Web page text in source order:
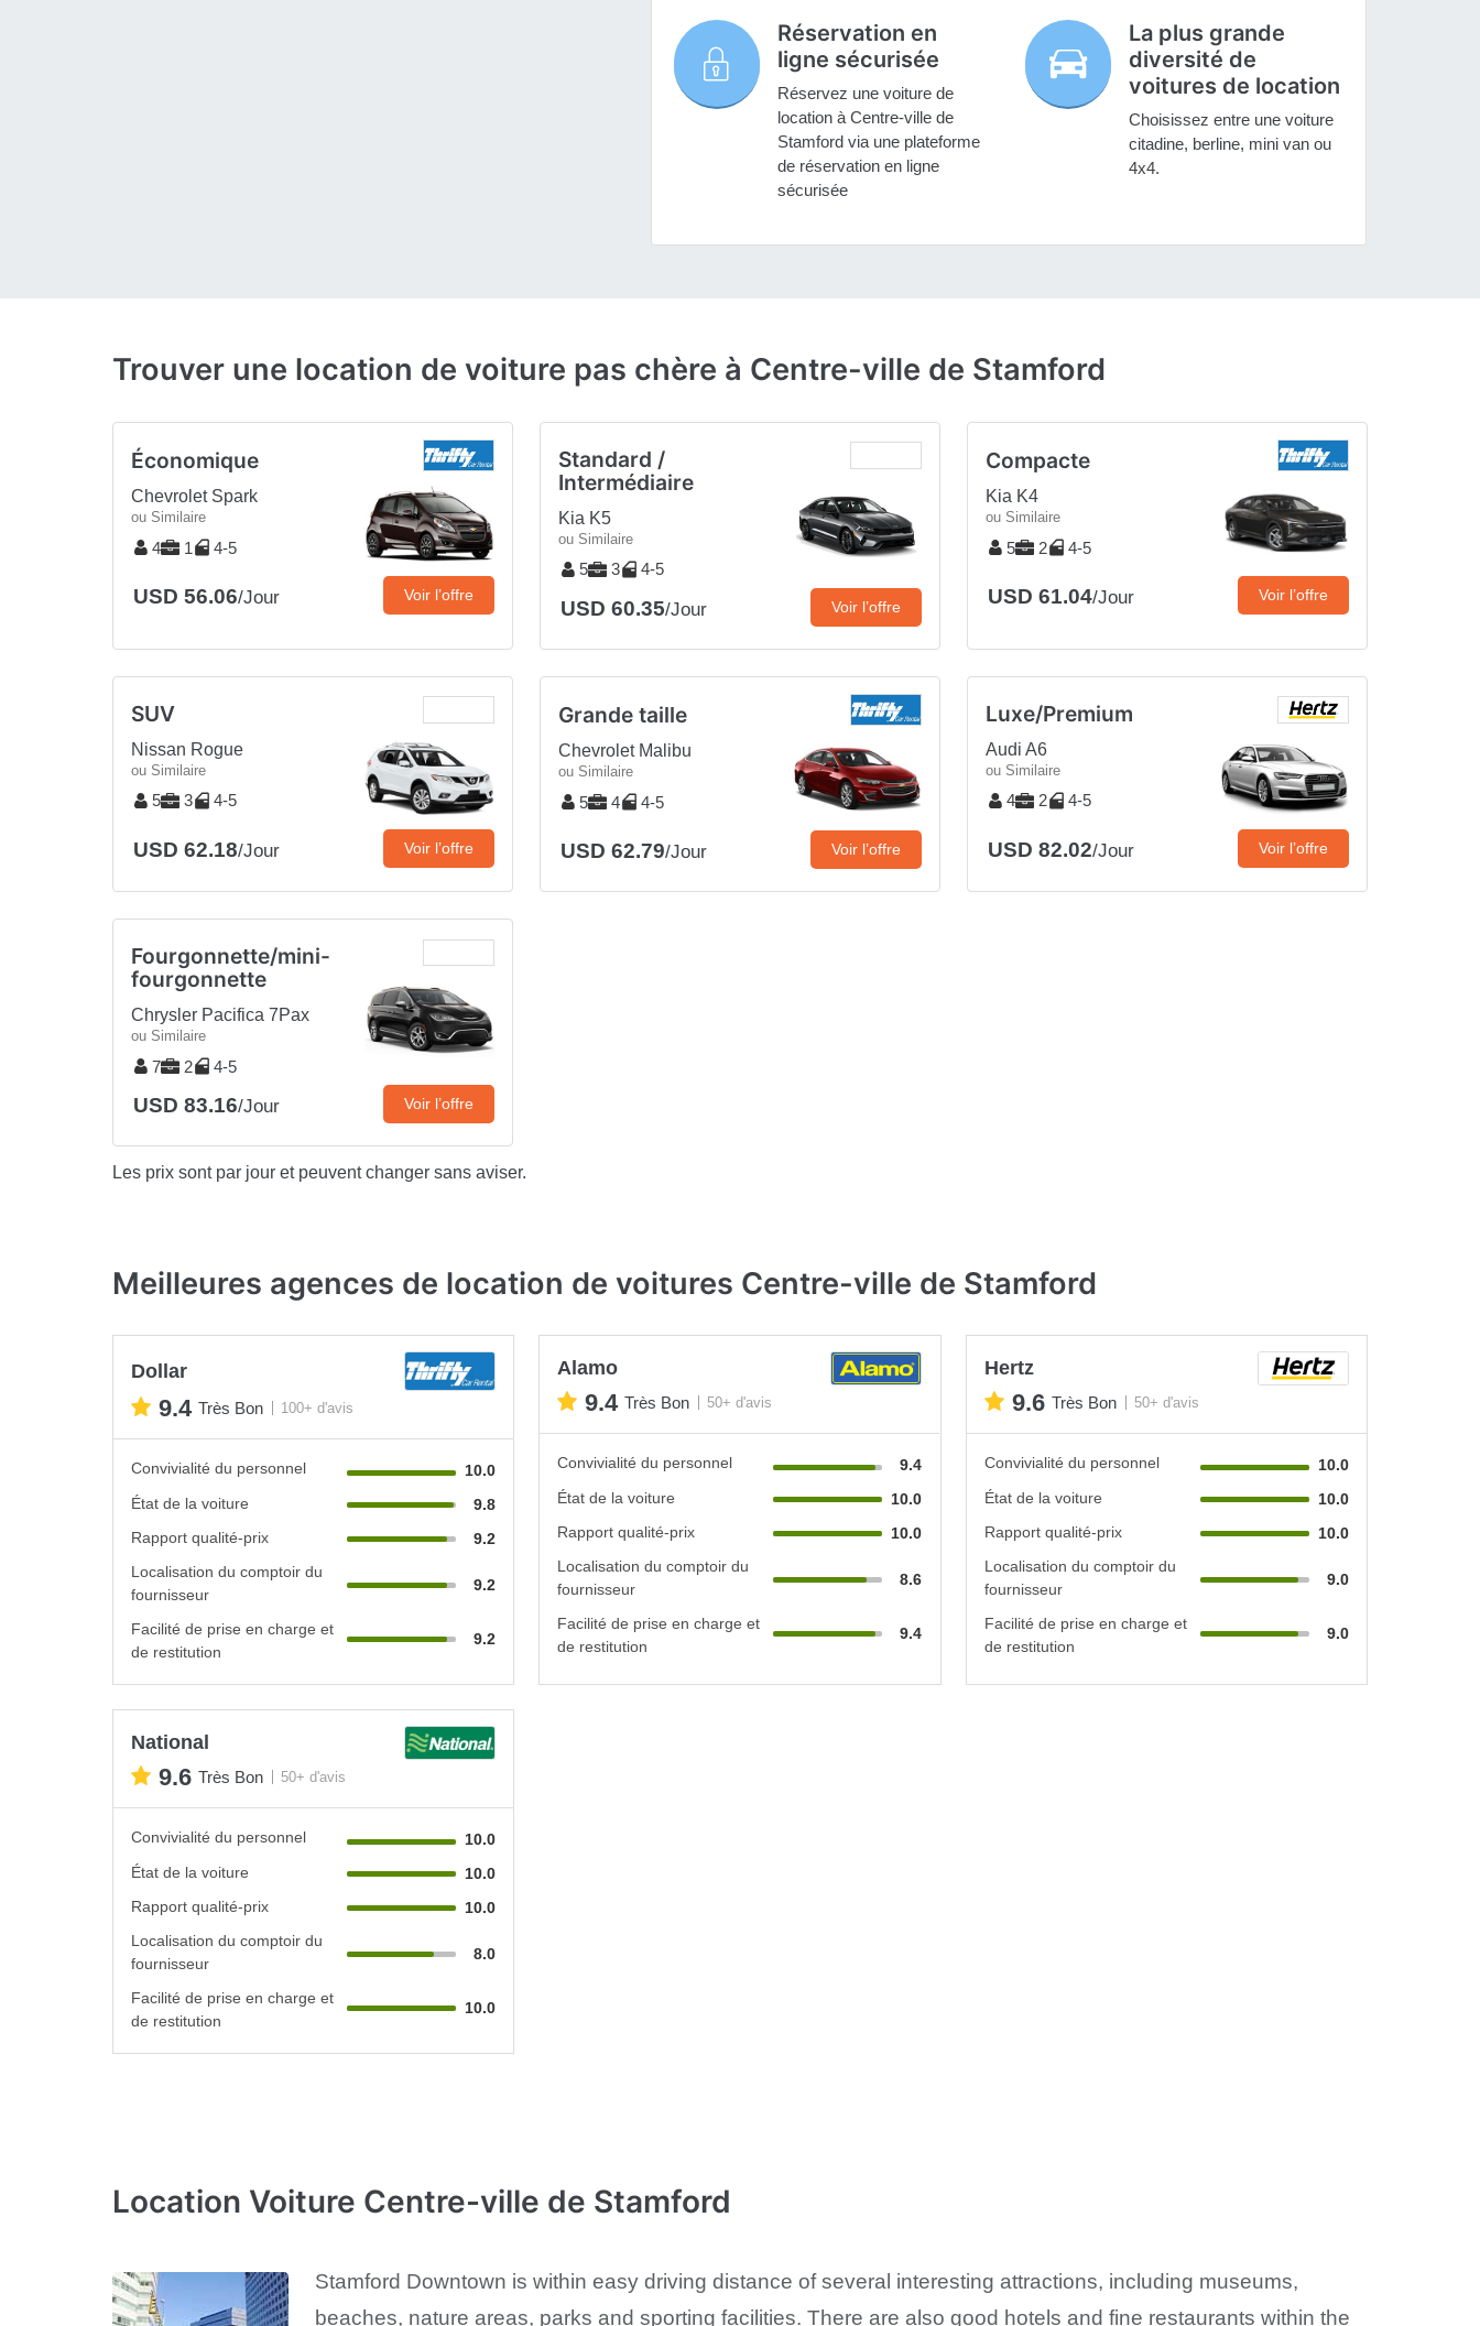
Réservation en
ligne sécurisée
Réservez une voiture de
location à Centre-ville de
Stamford via une plateforme
de réservation en ligne
sécurisée
La plus grande
diversité de
voitures de location
Choisissez entre une voiture
citadine, berline, mini van ou
4x4.
Trouver une location de voiture pas chère à Centre-ville de Stamford
Économique
Chevrolet Spark
ou Similaire
4 1 4-5
USD 56.06/Jour Voir l’offre
Standard /
Intermédiaire
Kia K5
ou Similaire
5 3 4-5
USD 60.35/Jour Voir l’offre
Compacte
Kia K4
ou Similaire
5 2 4-5
USD 61.04/Jour Voir l’offre
SUV
Nissan Rogue
ou Similaire
5 3 4-5
USD 62.18/Jour Voir l’offre
Grande taille
Chevrolet Malibu
ou Similaire
5 4 4-5
USD 62.79/Jour Voir l’offre
Luxe/Premium
Audi A6
ou Similaire
4 2 4-5
USD 82.02/Jour Voir l’offre
Fourgonnette/mini-
fourgonnette
Chrysler Pacifica 7Pax
ou Similaire
7 2 4-5
USD 83.16/Jour Voir l’offre
Les prix sont par jour et peuvent changer sans aviser.
Meilleures agences de location de voitures Centre-ville de Stamford
Dollar
9.4 Très Bon 100+ d'avis
Convivialité du personnel
10.0
État de la voiture
9.8
Rapport qualité-prix
9.2
Localisation du comptoir du
fournisseur
9.2
Facilité de prise en charge et
de restitution
9.2
Alamo
9.4 Très Bon 50+ d'avis
Convivialité du personnel
9.4
État de la voiture
10.0
Rapport qualité-prix
10.0
Localisation du comptoir du
fournisseur
8.6
Facilité de prise en charge et
de restitution
9.4
Hertz
9.6 Très Bon 50+ d'avis
Convivialité du personnel
10.0
État de la voiture
10.0
Rapport qualité-prix
10.0
Localisation du comptoir du
fournisseur
9.0
Facilité de prise en charge et
de restitution
9.0
National
9.6 Très Bon 50+ d'avis
Convivialité du personnel
10.0
État de la voiture
10.0
Rapport qualité-prix
10.0
Localisation du comptoir du
fournisseur
8.0
Facilité de prise en charge et
de restitution
10.0
Location Voiture Centre-ville de Stamford
Stamford Downtown is within easy driving distance of several interesting attractions, including museums,
beaches, nature areas, parks and sporting facilities. There are also good hotels and fine restaurants within the